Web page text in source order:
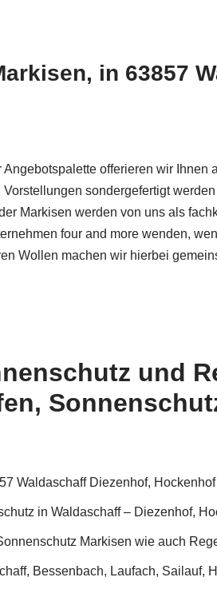
in 63857
offerieren wir Ihnen
Vorstellungen sondergefertigt
Markisen werden von uns als
four and more wenden,
Wollen machen wir hierbei
und
Waldaschaff Diezenhof, Hockenhof
in Waldaschaff – Diezenhof,
Markisen wie auch
Bessenbach, Laufach,